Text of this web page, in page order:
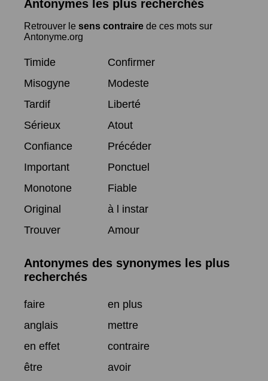
Antonymes les plus recherchés
Retrouver le sens contraire de ces mots sur
Antonyme.org
Timide
Confirmer
Misogyne
Modeste
Tardif
Liberté
Sérieux
Atout
Confiance
Précéder
Important
Ponctuel
Monotone
Fiable
Original
à l instar
Trouver
Amour
Antonymes des synonymes les plus
recherchés
faire
en plus
anglais
mettre
en effet
contraire
être
avoir